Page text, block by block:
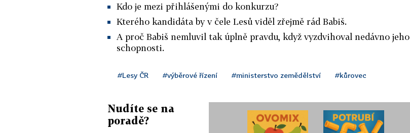
Kdo je mezi přihlášenými do konkurzu?
Kterého kandidáta by v čele Lesů viděl zřejmě rád Babiš.
A proč Babiš nemluvil tak úplně pravdu, když vyzdvihoval nedávno jeho
schopnosti.
#Lesy ČR #výběrové řízení #ministerstvo zemědělství #kůrovec
Nudíte se na
poradě?